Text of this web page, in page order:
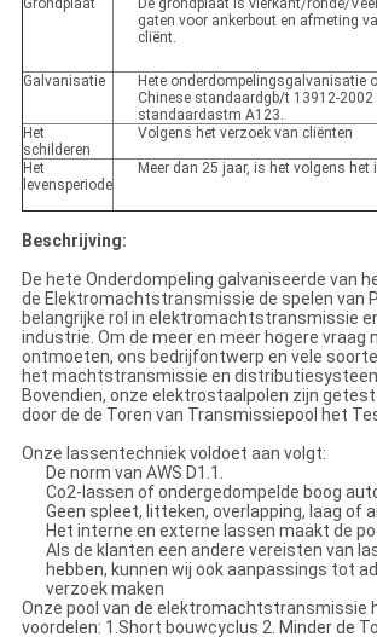
Grondplaat
De grondplaat is vierkant/ronde/
gaten voor ankerbout en afmeting
cliënt.
Galvanisatie
Hete onderdompelingsgalvanisatie
Chinese standaardgb/t 13912-2002
standaardastm A123.
Het
schilderen
Volgens het verzoek van cliënten
Het
levensperiode
Meer dan 25 jaar, is het volgens
Beschrijving:
De hete Onderdompeling galvaniseerde van
de Elektromachtstransmissie de spelen van
belangrijke rol in elektromachtstransmissie
industrie. Om de meer en meer hogere vraag
ontmoeten, ons bedrijfontwerp en vele
het machtstransmissie en
Bovendien, onze elektrostaalpolen zijn
door de de Toren van Transmissiepool het
Onze lassentechniek voldoet aan volgt:
De norm van AWS D1.1.
Co2-lassen of ondergedompelde boog
Geen spleet, litteken, overlapping, laag of
Het interne en externe lassen maakt de
Als de klanten een andere vereisten van
hebben, kunnen wij ook aanpassings tot
verzoek maken
Onze pool van de elektromachtstransmissie
voordelen: 1.Short bouwcyclus 2. Minder de